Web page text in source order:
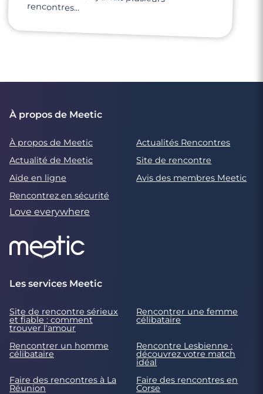
rencontres...
À propos de Meetic
À propos de Meetic
Actualités Rencontres
Actualité de Meetic
Site de rencontre
Aide en ligne
Avis des membres Meetic
Rencontrez en sécurité
Love everywhere
Les services Meetic
Site de rencontre sérieux
et fiable : comment
trouver l'amour
Rencontrer une femme
célibataire
Rencontrer un homme
célibataire
Rencontre Lesbienne :
découvrez votre match
idéal
Faire des rencontres à La
Réunion
Faire des rencontres en
Corse